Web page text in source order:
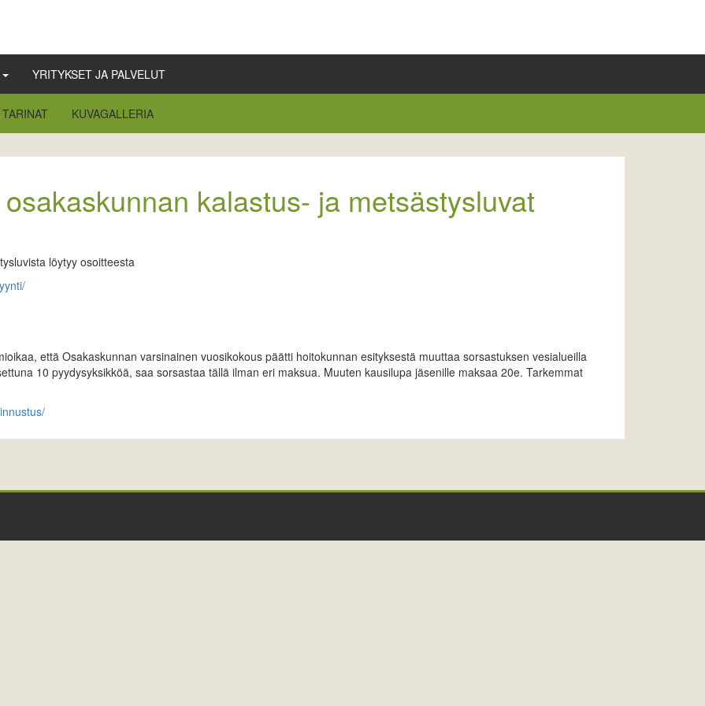
YRITYKSET JA PALVELUT
TARINAT KUVAGALLERIA
kalastus- ja metsästysluvat
löytyy osoitteesta
että Osakaskunnan varsinainen vuosikokous päätti hoitokunnan esityksestä muuttaa sorsastuksen vesialueilla
10 pyydysyksikköä, saa sorsastaa tällä ilman eri maksua. Muuten kausilupa jäsenille maksaa 20e. Tarkemmat